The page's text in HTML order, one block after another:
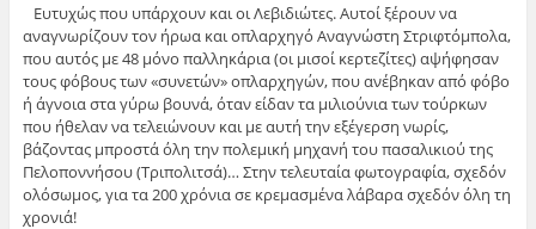
Ευτυχώς που υπάρχουν και οι Λεβιδιώτες. Αυτοί ξέρουν να
αναγνωρίζουν τον ήρωα και οπλαρχηγό Αναγνώστη Στριφτόμπολα,
που αυτός με 48 μόνο παλληκάρια (οι μισοί κερτεζίτες) αψήφησαν
τους φόβους των «συνετών» οπλαρχηγών, που ανέβηκαν από φόβο
ή άγνοια στα γύρω βουνά, όταν είδαν τα μιλιούνια των τούρκων
που ήθελαν να τελειώνουν και με αυτή την εξέγερση νωρίς,
βάζοντας μπροστά όλη την πολεμική μηχανή του πασαλικιού της
Πελοποννήσου (Τριπολιτσά)… Στην τελευταία φωτογραφία, σχεδόν
ολόσωμος, για τα 200 χρόνια σε κρεμασμένα λάβαρα σχεδόν όλη τη
χρονιά!